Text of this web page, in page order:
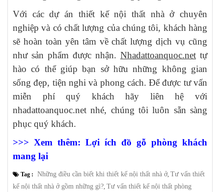
Với các dự án thiết kế nội thất nhà ở chuyên
nghiệp và có chất lượng của chúng tôi, khách hàng
sẽ hoàn toàn yên tâm về chất lượng dịch vụ cũng
như sản phẩm được nhận. Nhadattoanquoc.net tự
hào có thể giúp bạn sở hữu những không gian
sống đẹp, tiện nghi và phong cách. Để được tư vấn
miễn phí quý khách hãy liên hệ với
nhadattoanquoc.net nhé, chúng tôi luôn sẵn sàng
phục quý khách.
>>> Xem thêm: Lợi ích đồ gỗ phòng khách
mang lại
Tag : Những điều cần biết khi thiết kế nội thất nhà ở, Tư vấn thiết
kế nội thất nhà ở gồm những gì? Tư vấn thiết kế nội thất phòng